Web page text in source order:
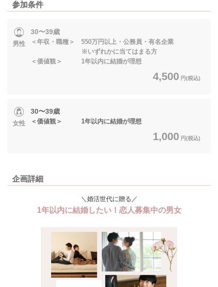
参加条件
男性
30〜39歳
＜年収・職種＞ 550万円以上・公務員・有名企業
※いずれかに当てはまる方
＜価値観＞ 1年以内に結婚が理想
4,500 円(税込)
女性
30〜39歳
＜価値観＞ 1年以内に結婚が理想
1,000 円(税込)
企画詳細
＼婚活世代に贈る／
1年以内に結婚したい！恋人募集中の男女